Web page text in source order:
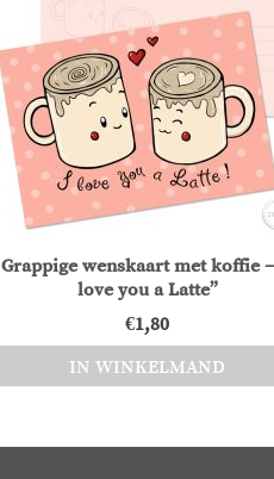
Grappige wenskaart met koffie
love you a Latte”
€1,80
IN WINKELMAND